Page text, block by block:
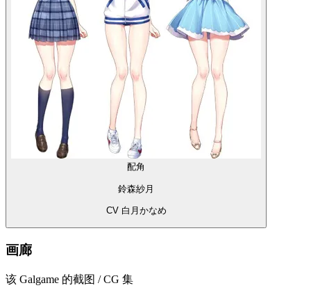
配角
鈴森紗月
CV 白月かなめ
画廊
该 Galgame 的截图 / CG 集